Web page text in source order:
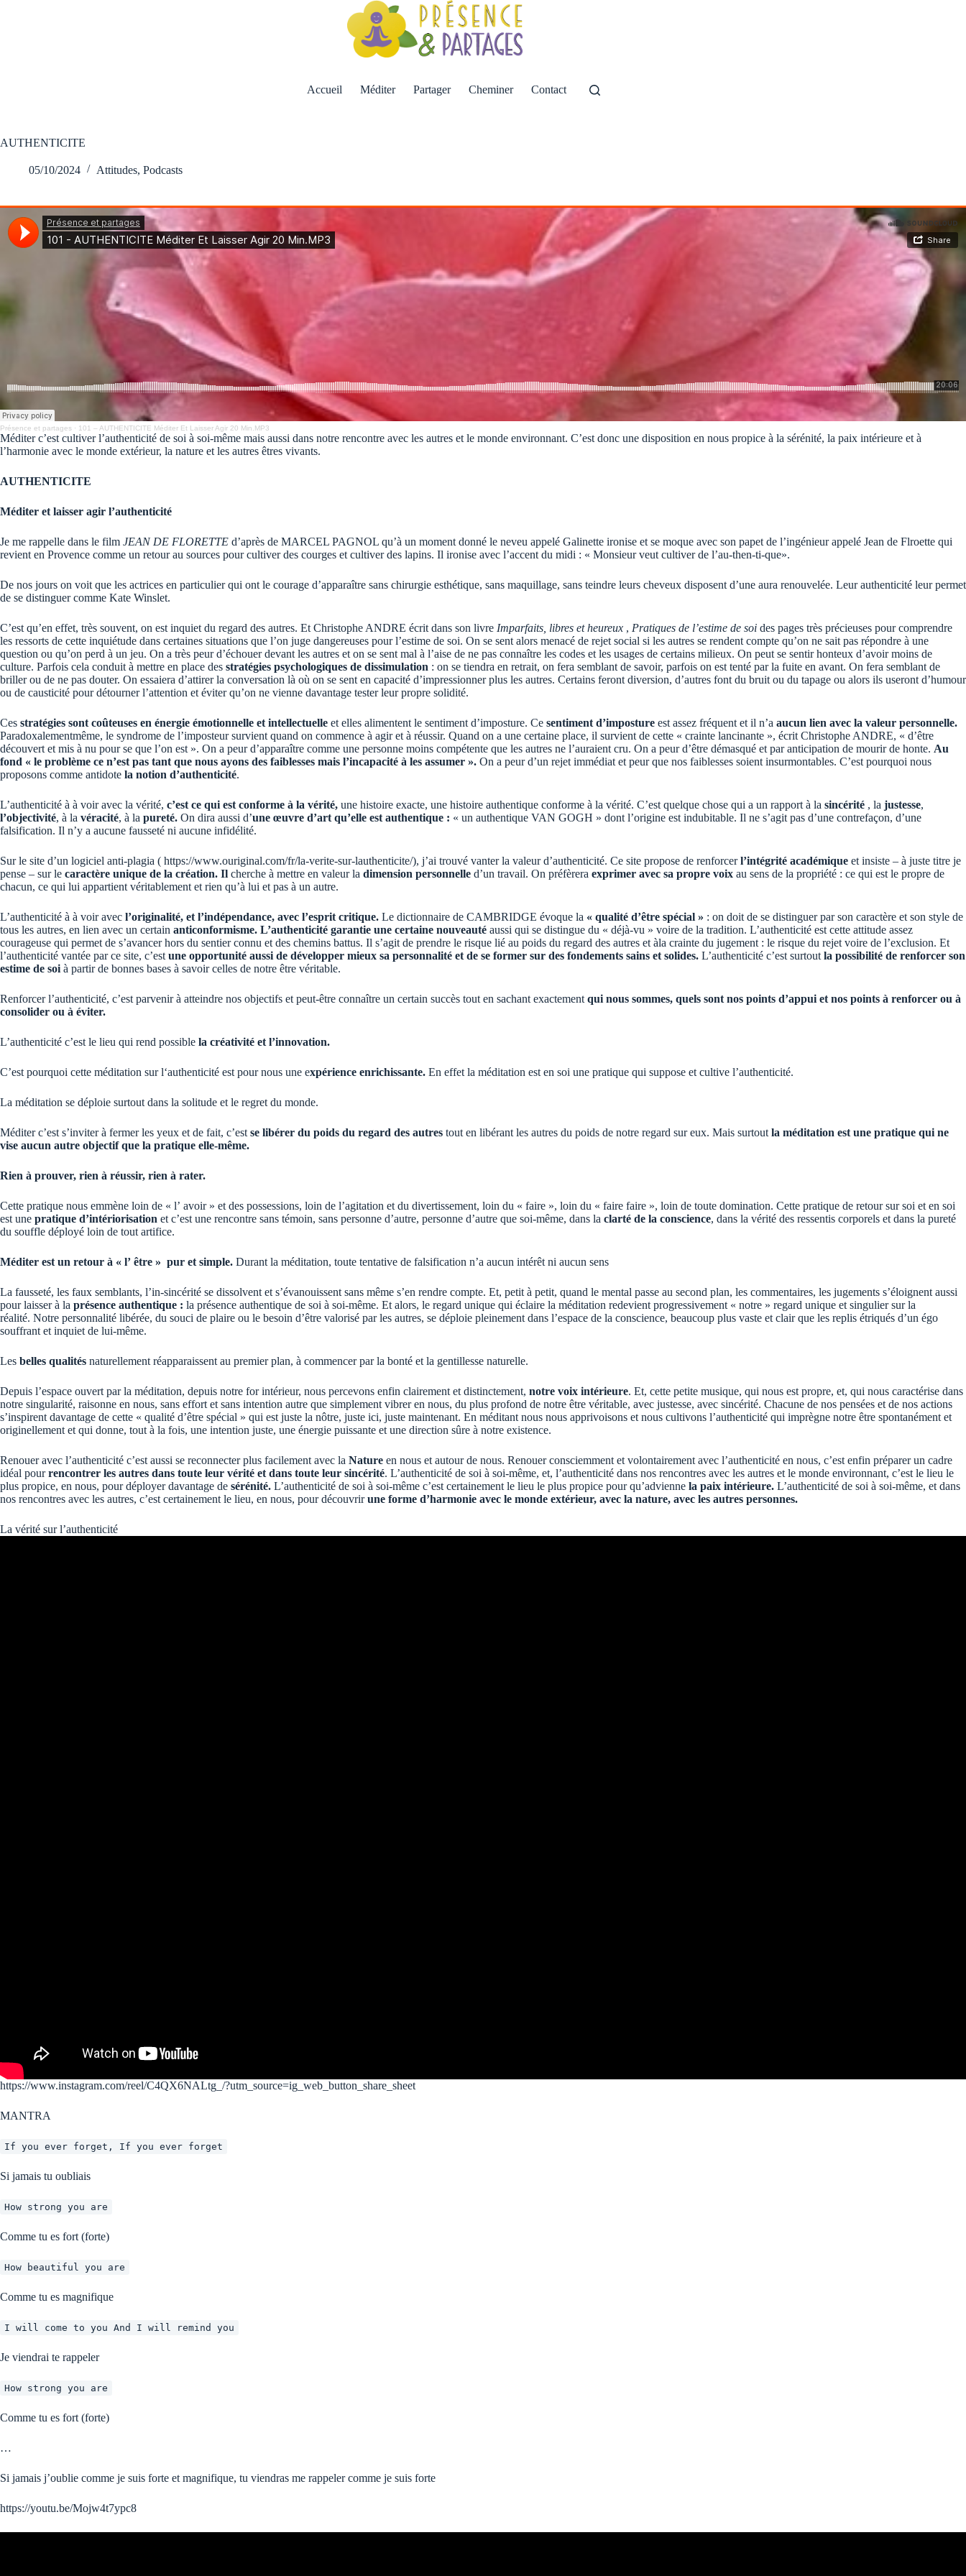
Accueil Méditer Partager Cheminer Contact
AUTHENTICITE
05/10/2024 Attitudes, Podcasts
Présence et partages · 101 – AUTHENTICITE Méditer Et Laisser Agir 20 Min.MP3
Méditer c’est cultiver l’authenticité de soi à soi-même mais aussi dans notre rencontre avec les autres et le monde environnant. C’est donc une disposition en nous propice à la sérénité, la paix intérieure et à
l’harmonie avec le monde extérieur, la nature et les autres êtres vivants.
AUTHENTICITE
Méditer et laisser agir l’authenticité
Je me rappelle dans le film JEAN DE FLORETTE d’après de MARCEL PAGNOL qu’à un moment donné le neveu appelé Galinette ironise et se moque avec son papet de l’ingénieur appelé Jean de Flroette qui
revient en Provence comme un retour au sources pour cultiver des courges et cultiver des lapins. Il ironise avec l’accent du midi : « Monsieur veut cultiver de l’au-then-ti-que».
De nos jours on voit que les actrices en particulier qui ont le courage d’apparaître sans chirurgie esthétique, sans maquillage, sans teindre leurs cheveux disposent d’une aura renouvelée. Leur authenticité leur permet
de se distinguer comme Kate Winslet.
C’est qu’en effet, très souvent, on est inquiet du regard des autres. Et Christophe ANDRE écrit dans son livre Imparfaits, libres et heureux , Pratiques de l’estime de soi des pages très précieuses pour comprendre
les ressorts de cette inquiétude dans certaines situations que l’on juge dangereuses pour l’estime de soi. On se sent alors menacé de rejet social si les autres se rendent compte qu’on ne sait pas répondre à une
question ou qu’on perd à un jeu. On a très peur d’échouer devant les autres et on se sent mal à l’aise de ne pas connaître les codes et les usages de certains milieux. On peut se sentir honteux d’avoir moins de
culture. Parfois cela conduit à mettre en place des stratégies psychologiques de dissimulation : on se tiendra en retrait, on fera semblant de savoir, parfois on est tenté par la fuite en avant. On fera semblant de
briller ou de ne pas douter. On essaiera d’attirer la conversation là où on se sent en capacité d’impressionner plus les autres. Certains feront diversion, d’autres font du bruit ou du tapage ou alors ils useront d’humour
ou de causticité pour détourner l’attention et éviter qu’on ne vienne davantage tester leur propre solidité.
Ces stratégies sont coûteuses en énergie émotionnelle et intellectuelle et elles alimentent le sentiment d’imposture. Ce sentiment d’imposture est assez fréquent et il n’a aucun lien avec la valeur personnelle.
Paradoxalementmême, le syndrome de l’imposteur survient quand on commence à agir et à réussir. Quand on a une certaine place, il survient de cette « crainte lancinante », écrit Christophe ANDRE, « d’être
découvert et mis à nu pour se que l’on est ». On a peur d’apparaître comme une personne moins compétente que les autres ne l’auraient cru. On a peur d’être démasqué et par anticipation de mourir de honte. Au
fond « le problème ce n’est pas tant que nous ayons des faiblesses mais l’incapacité à les assumer ». On a peur d’un rejet immédiat et peur que nos faiblesses soient insurmontables. C’est pourquoi nous
proposons comme antidote la notion d’authenticité.
L’authenticité à à voir avec la vérité, c’est ce qui est conforme à la vérité, une histoire exacte, une histoire authentique conforme à la vérité. C’est quelque chose qui a un rapport à la sincérité , la justesse,
l’objectivité, à la véracité, à la pureté. On dira aussi d’une œuvre d’art qu’elle est authentique : « un authentique VAN GOGH » dont l’origine est indubitable. Il ne s’agit pas d’une contrefaçon, d’une
falsification. Il n’y a aucune fausseté ni aucune infidélité.
Sur le site d’un logiciel anti-plagia ( https://www.ouriginal.com/fr/la-verite-sur-lauthenticite/), j’ai trouvé vanter la valeur d’authenticité. Ce site propose de renforcerl’intégrité académique et insiste – à juste titre je
pense – sur le caractère unique de la création. Il cherche à mettre en valeur la dimension personnelle d’un travail. On préfèrera exprimer avec sa propre voix au sens de la propriété : ce qui est le propre de
chacun, ce qui lui appartient véritablement et rien qu’à lui et pas à un autre.
L’authenticité à à voir avec l’originalité, et l’indépendance, avec l’esprit critique. Le dictionnaire de CAMBRIDGE évoque la « qualité d’être spécial » : on doit de se distinguer par son caractère et son style de
tous les autres, en lien avec un certain anticonformisme. L’authenticité garantie une certaine nouveauté aussi qui se distingue du « déjà-vu » voire de la tradition. L’authenticité est cette attitude assez
courageuse qui permet de s’avancer hors du sentier connu et des chemins battus. Il s’agit de prendre le risque lié au poids du regard des autres et àla crainte du jugement : le risque du rejet voire de l’exclusion. Et
l’authenticité vantée par ce site, c’est une opportunité aussi de développer mieux sa personnalité et de se former sur des fondements sains et solides. L’authenticité c’est surtout la possibilité de renforcer son
estime de soi à partir de bonnes bases à savoir celles de notre être véritable.
Renforcer l’authenticité, c’est parvenir à atteindre nos objectifs et peut-être connaître un certain succès tout en sachant exactement qui nous sommes, quels sont nos points d’appui et nos points à renforcer ou à
consolider ou à éviter.
L’authenticité c’est le lieu qui rend possible la créativité et l’innovation.
C’est pourquoi cette méditation sur l‘authenticité est pour nous une expérience enrichissante. En effet la méditation est en soi une pratique qui suppose et cultive l’authenticité.
La méditation se déploie surtout dans la solitude et le regret du monde.
Méditer c’est s’inviter à fermer les yeux et de fait, c’est se libérer du poids du regard des autres tout en libérant les autres du poids de notre regard sur eux. Mais surtout la méditation est une pratique qui ne
vise aucun autre objectif que la pratique elle-même.
Rien à prouver, rien à réussir, rien à rater.
Cette pratique nous emmène loin de « l’ avoir » et des possessions, loin de l’agitation et du divertissement, loin du « faire », loin du « faire faire », loin de toute domination. Cette pratique de retour sur soi et en soi
est une pratique d’intériorisation et c’est une rencontre sans témoin, sans personne d’autre, personne d’autre que soi-même, dans la clarté de la conscience, dans la vérité des ressentis corporels et dans la pureté
du souffle déployé loin de tout artifice.
Méditer est un retour à « l’ être » pur et simple. Durant la méditation, toute tentative de falsification n’a aucun intérêt ni aucun sens
La fausseté, les faux semblants, l’in-sincérité se dissolvent et s’évanouissent sans même s’en rendre compte. Et, petit à petit, quand le mental passe au second plan, les commentaires, les jugements s’éloignent aussi
pour laisser à la présence authentique : la présence authentique de soi à soi-même. Et alors, le regard unique qui éclaire la méditation redevient progressivement « notre » regard unique et singulier sur la
réalité. Notre personnalité libérée, du souci de plaire ou le besoin d’être valorisé par les autres, se déploie pleinement dans l’espace de la conscience, beaucoup plus vaste et clair que les replis étriqués d’un égo
souffrant et inquiet de lui-même.
Les belles qualités naturellement réapparaissent au premier plan, à commencer par la bonté et la gentillesse naturelle.
Depuis l’espace ouvert par la méditation, depuis notre for intérieur, nous percevons enfin clairement et distinctement, notre voix intérieure. Et, cette petite musique, qui nous est propre, et, qui nous caractérise dans
notre singularité, raisonne en nous, sans effort et sans intention autre que simplement vibrer en nous, du plus profond de notre être véritable, avec justesse, avec sincérité. Chacune de nos pensées et de nos actions
s’inspirent davantage de cette « qualité d’être spécial » qui est juste la nôtre, juste ici, juste maintenant. En méditant nous nous apprivoisons et nous cultivons l’authenticité qui imprègne notre être spontanément et
originellement et qui donne, tout à la fois, une intention juste, une énergie puissante et une direction sûre à notre existence.
Renouer avec l’authenticité c’est aussi se reconnecter plus facilement avec la Nature en nous et autour de nous. Renouer consciemment et volontairement avec l’authenticité en nous, c’est enfin préparer un cadre
idéal pourrencontrer les autres dans toute leur vérité et dans toute leur sincérité. L’authenticité de soi à soi-même, et, l’authenticité dans nos rencontres avec les autres et le monde environnant, c’est le lieu le
plus propice, en nous, pour déployer davantage de sérénité. L’authenticité de soi à soi-même c’est certainement le lieu le plus propice pour qu’advienne la paix intérieure. L’authenticité de soi à soi-même, et dans
nos rencontres avec les autres, c’est certainement le lieu, en nous, pour découvrirune forme d’harmonie avec le monde extérieur, avec la nature, avec les autres personnes.
La vérité sur l’authenticité
https://www.instagram.com/reel/C4QX6NALtg_/?utm_source=ig_web_button_share_sheet
MANTRA
If you ever forget, If you ever forget
Si jamais tu oubliais
How strong you are
Comme tu es fort (forte)
How beautiful you are
Comme tu es magnifique
I will come to you And I will remind you
Je viendrai te rappeler
How strong you are
Comme tu es fort (forte)
…
Si jamais j’oublie comme je suis forte et magnifique, tu viendras me rappeler comme je suis forte
https://youtu.be/Mojw4t7ypc8